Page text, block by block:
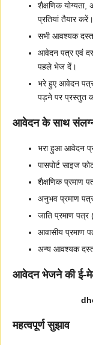
शैक्षणिक
प्रतियां तैयार करें।
सभी आवश्यक
आवेदन पत्र एवं
पहले भेज दें।
भरे हुए आवेदन
पड़ने पर प्रस्तुत
आवेदन के साथ
भरा हुआ आवेदन
पासपोर्ट साइज
शैक्षणिक प्रमाण
अनुभव प्रमाण
जाति प्रमाण पत्र
आवासीय प्रमाण
अन्य आवश्यक
आवेदन भेजने की ई-
महत्वपूर्ण सुझाव